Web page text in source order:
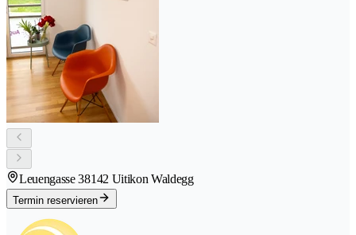
Leuengasse 38142 Uitikon Waldegg
Termin reservieren